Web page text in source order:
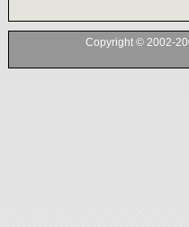
Copyright © 2002-